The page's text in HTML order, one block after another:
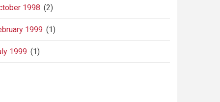
1998 (2)
1999 (1)
1999 (1)